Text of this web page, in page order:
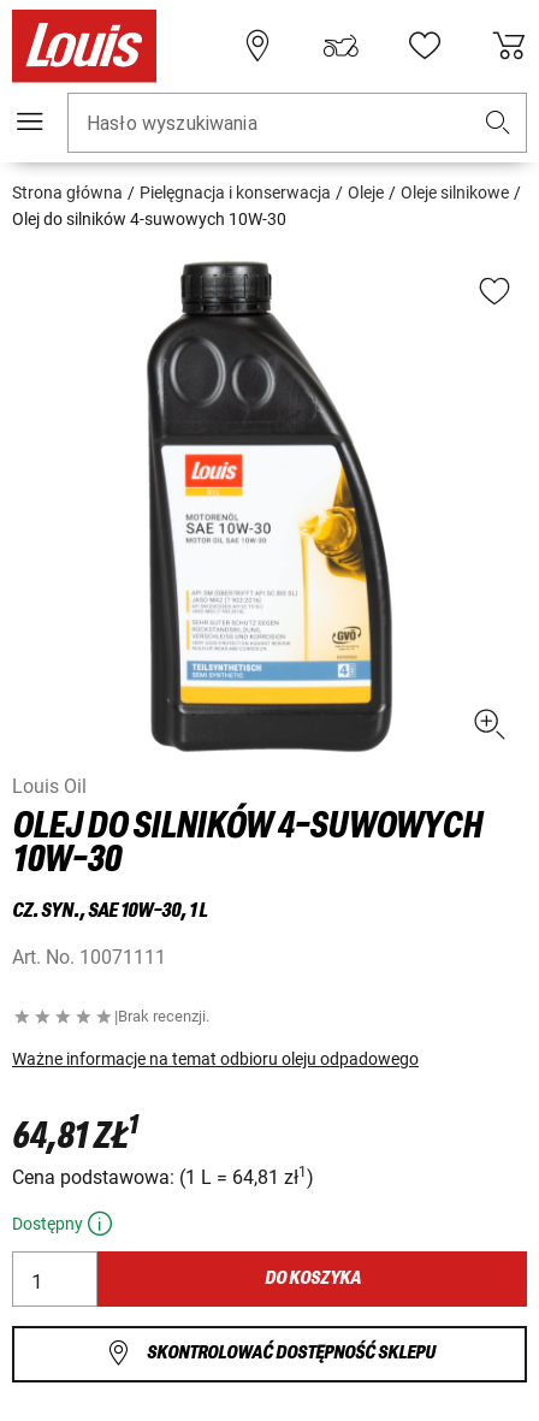
Hasło wyszukiwania
Strona główna Pielęgnacja i konserwacja Oleje
Oleje silnikowe
Olej do silników 4-suwowych 10W-30
Louis Oil
OLEJ DO SILNIKÓW 4-SUWOWYCH
10W-30
CZ. SYN., SAE 10W-30, 1 L
Art. No. 10071111
|Brak recenzji.
Ważne informacje na temat odbioru oleju odpadowego
64,81 ZŁ1
Cena podstawowa: (1 L = 64,81 zł1 )
Dostępny
DO KOSZYKA
SKONTROLOWAĆ DOSTĘPNOŚĆ SKLEPU